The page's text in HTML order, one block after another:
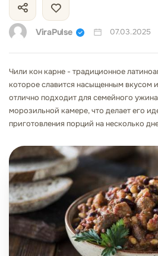
ViraPulse 07.03.2025
Чили кон карне - традиционное
которое славится насыщенным вкусом
отлично подходит для семейного
морозильной камере, что делает его
приготовления порций на несколько